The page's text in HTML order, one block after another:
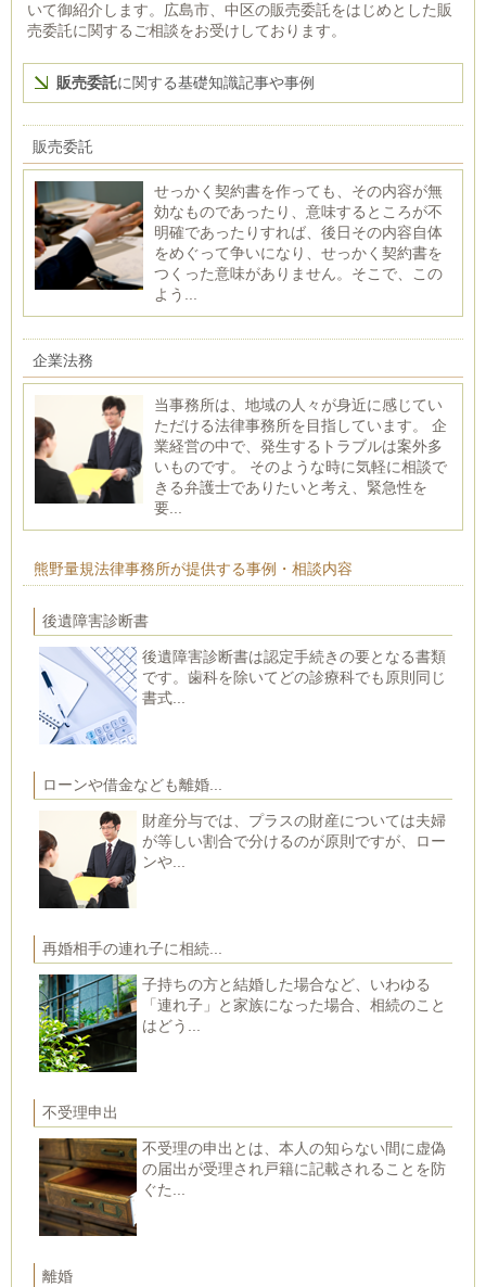
いて御紹介します。広島市、中区の販売委託をはじめとした販
売委託に関するご相談をお受けしております。
販売委託に関する基礎知識記事や事例
販売委託
せっかく契約書を作っても、その内容が無
効なものであったり、意味するところが不
明確であったりすれば、後日その内容自体
をめぐって争いになり、せっかく契約書を
つくった意味がありません。そこで、この
よう...
企業法務
当事務所は、地域の人々が身近に感じてい
ただける法律事務所を目指しています。 企
業経営の中で、発生するトラブルは案外多
いものです。 そのような時に気軽に相談で
きる弁護士でありたいと考え、緊急性を
要...
熊野量規法律事務所が提供する事例・相談内容
後遺障害診断書
後遺障害診断書は認定手続きの要となる書類
です。歯科を除いてどの診療科でも原則同じ
書式...
ローンや借金なども離婚...
財産分与では、プラスの財産については夫婦
が等しい割合で分けるのが原則ですが、ロー
ンや...
再婚相手の連れ子に相続...
子持ちの方と結婚した場合など、いわゆる
「連れ子」と家族になった場合、相続のこと
はどう...
不受理申出
不受理の申出とは、本人の知らない間に虚偽
の届出が受理され戸籍に記載されることを防
ぐた...
離婚